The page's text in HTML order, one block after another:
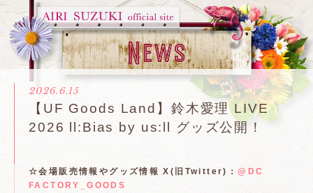
2026.6.15
【UF Goods Land】鈴木愛理 LIVE
2026 ll:Bias by us:ll グッズ公開！
☆会場販売情報やグッズ情報 X(旧Twitter)：@DC
FACTORY_GOODS